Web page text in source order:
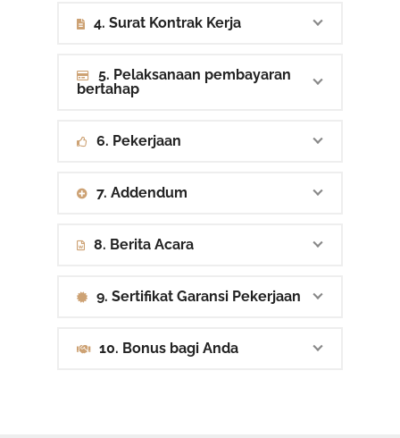
4. Surat Kontrak Kerja
5. Pelaksanaan pembayaran
bertahap
6. Pekerjaan
7. Addendum
8. Berita Acara
9. Sertifikat Garansi Pekerjaan
10. Bonus bagi Anda